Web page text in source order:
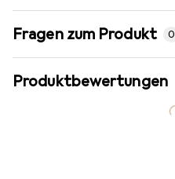
Fragen zum Produkt 0
Produktbewertungen